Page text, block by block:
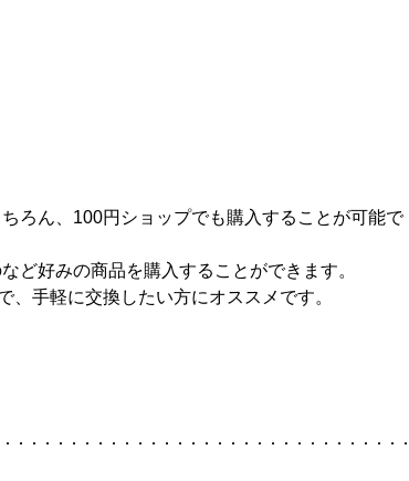
ろん、100円ショップでも購入することが可能で
ど好みの商品を購入することができます。
手軽に交換したい方にオススメです。